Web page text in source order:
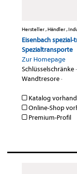
Hersteller , Händler ,
Eisenbach
Spezialtransporte
Zur Homepage
Schlüsselschränke·
Wandtresore·
Katalog
Online-Shop
Premium-Profil